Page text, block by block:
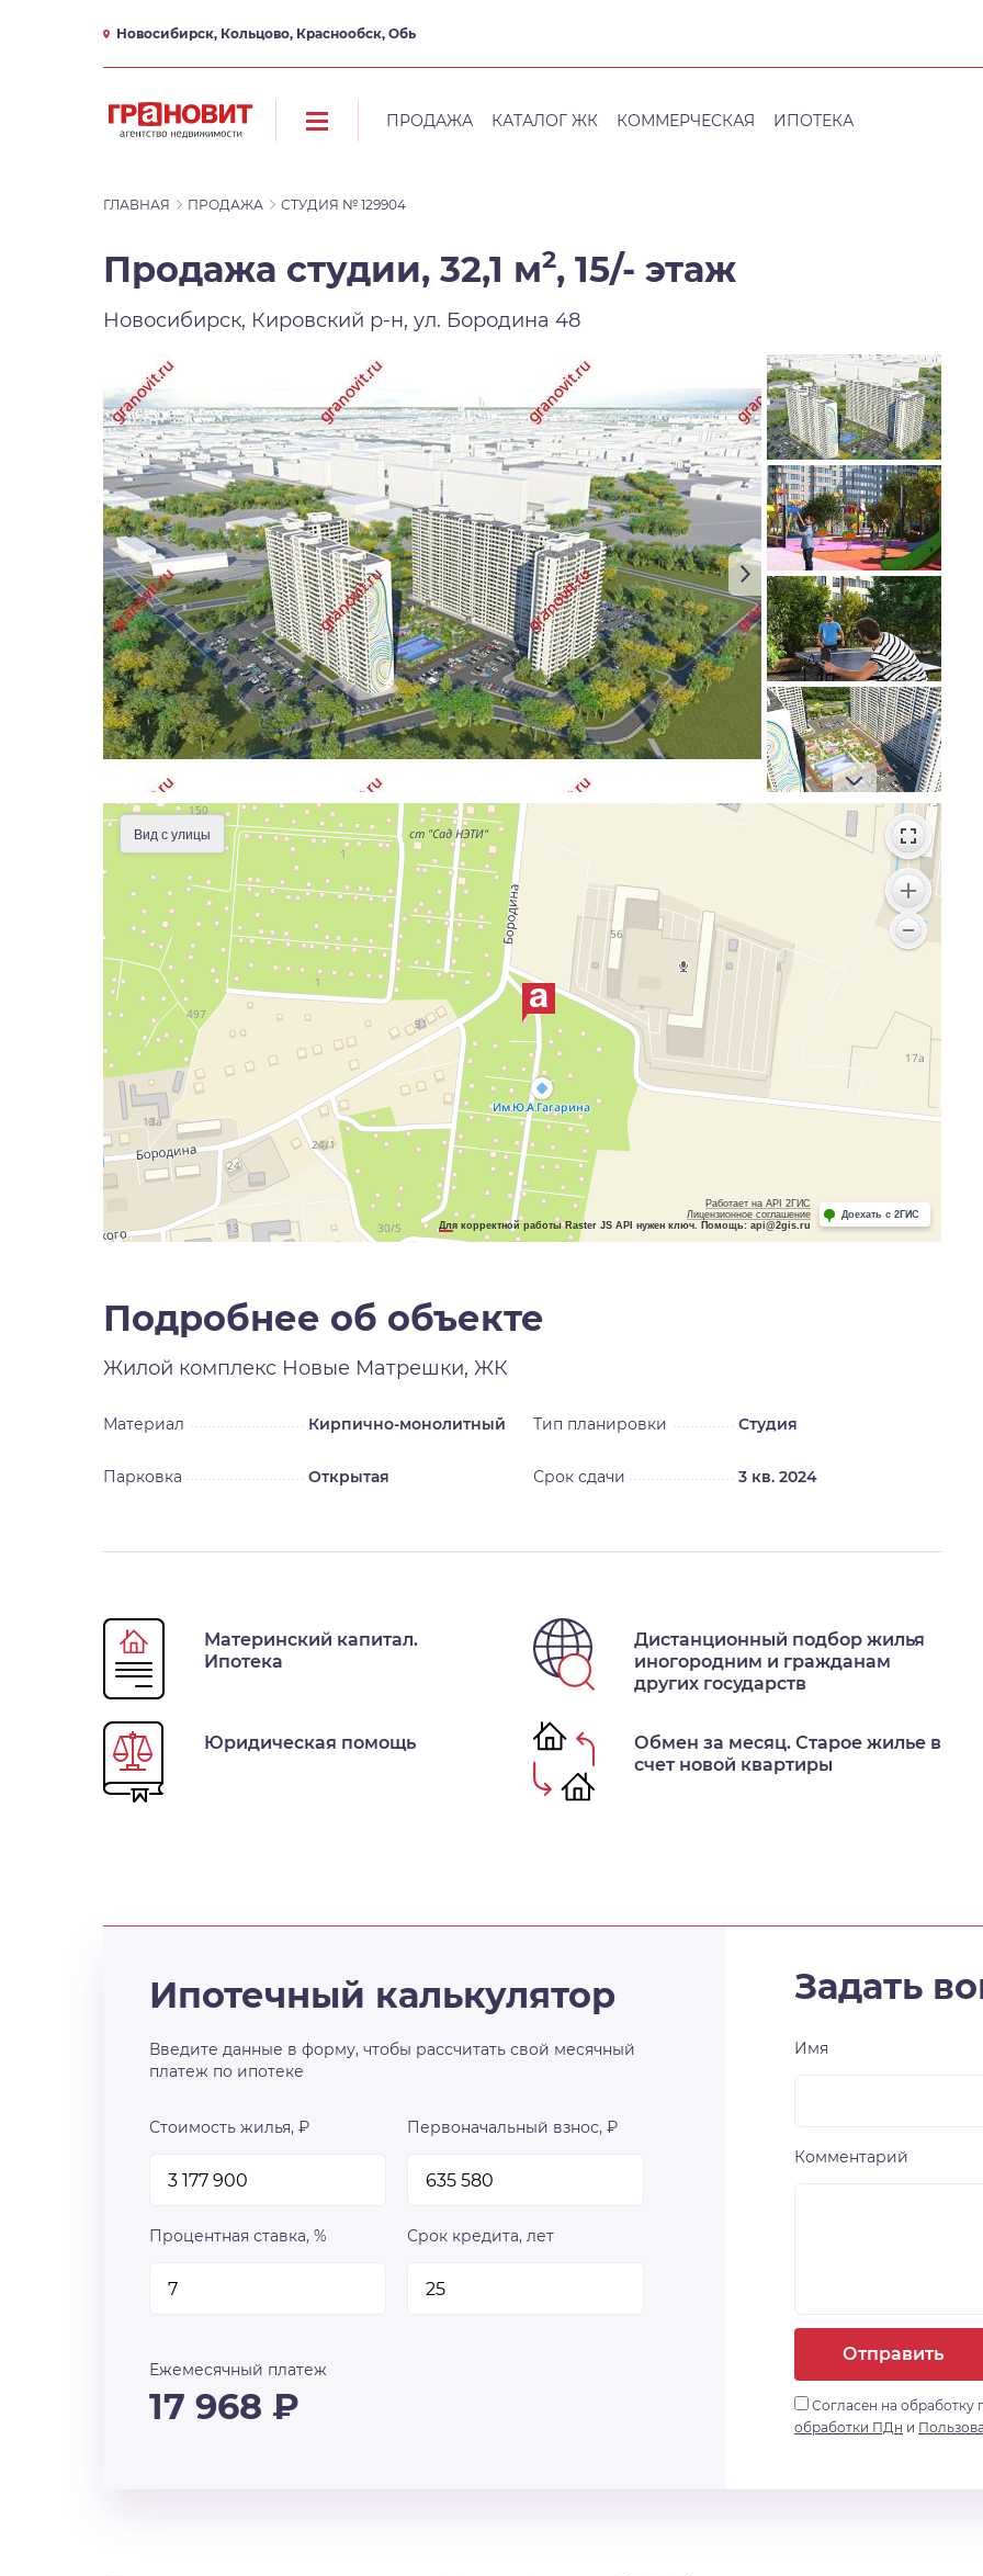
Новосибирск, Кольцово, Краснообск, Обь
ПРОДАЖА КАТАЛОГ ЖК КОММЕРЧЕСКАЯ ИПОТЕКА
ГЛАВНАЯ ПРОДАЖА СТУДИЯ № 129904
Продажа студии, 32,1 м2, 15/- этаж
Новосибирск, Кировский р-н, ул. Бородина 48
Вид с улицы
Работает на API 2ГИС
Лицензионное соглашение
Для корректной работы Raster JS API нужен ключ. Помощь: api@2gis.ru
Доехать с 2ГИС
Подробнее об объекте
Жилой комплекс Новые Матрешки, ЖК
Материал Кирпично-монолитный Тип планировки Студия
Парковка Открытая Срок сдачи 3 кв. 2024
Материнский капитал.
Ипотека
Дистанционный подбор жилья
иногородним и гражданам
других государств
Юридическая помощь
Обмен за месяц. Старое жилье в
счет новой квартиры
Ипотечный калькулятор
Введите данные в форму, чтобы рассчитать свой месячный
платеж по ипотеке
Стоимость жилья, ₽ Первоначальный взнос, ₽
Процентная ставка, % Срок кредита, лет
Ежемесячный платеж
17 968 ₽
Задать
Имя
Комментарий
Отправить
Согласен на обработку
обработки ПДн и